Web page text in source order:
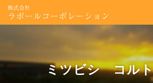
ミツビシ コル